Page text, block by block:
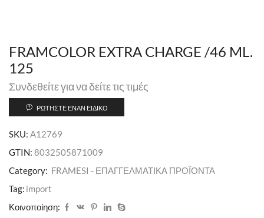
FRAMCOLOR EXTRA CHARGE /46 ML.
125
Συνδεθείτε για να δείτε τις τιμές
ΡΩΤΉΣΤΕ ΈΝΑΝ ΕΙΔΙΚΌ
SKU: A12769
GTIN: 8032505871009
Category: FRAMESI - ΕΠΑΓΓΕΛΜΑΤΙΚΑ ΠΡΟΪΟΝΤΑ
Tag: import
Κοινοποίηση: